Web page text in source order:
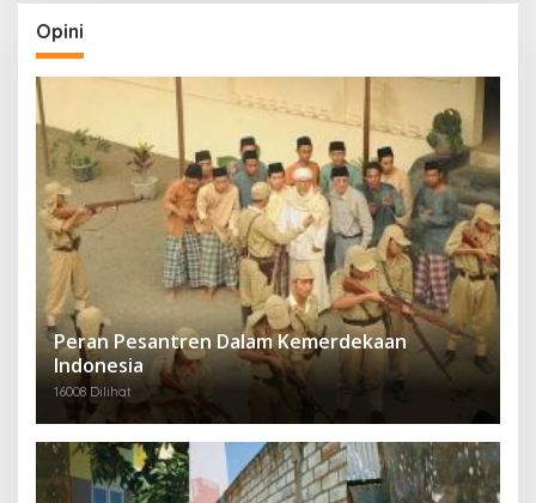
Opini
Peran Pesantren Dalam Kemerdekaan
Indonesia
16008 Dilihat